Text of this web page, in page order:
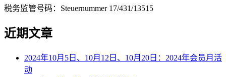
税务监管号码：Steuernummer 17/431/13515
近期文章
2024年10月5日、10月12日、10月20日：2024年会员月活
动